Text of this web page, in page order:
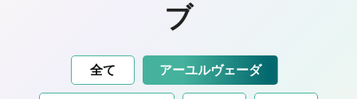
ブ
全て アーユルヴェーダ